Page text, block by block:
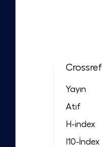
Crossref
Yayın
Atıf
H-index
I10-İndex